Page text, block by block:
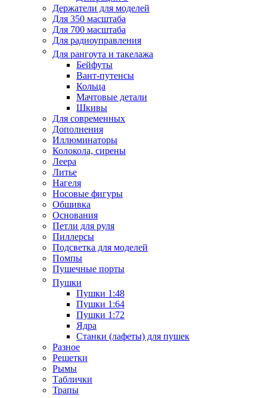
Держатели для моделей
Для 350 масштаба
Для 700 масштаба
Для радиоуправления
Для рангоута и такелажа
Бейфуты
Вант-путенсы
Кольца
Мачтовые детали
Шкивы
Для современных
Дополнения
Иллюминаторы
Колокола, сирены
Леера
Литье
Нагеля
Носовые фигуры
Обшивка
Основания
Петли для руля
Пиллерсы
Подсветка для моделей
Помпы
Пушечные порты
Пушки
Пушки 1:48
Пушки 1:64
Пушки 1:72
Ядра
Станки (лафеты) для пушек
Разное
Решетки
Рымы
Таблички
Трапы